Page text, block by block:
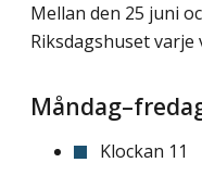
Mellan den 25 juni
Riksdagshuset varje
Klockan 11